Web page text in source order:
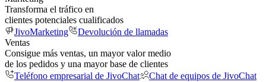
Transforma el tráfico en
clientes potenciales cualificados
JivoMarketing
Devolución de llamadas
Ventas
Consigue más ventas, un mayor valor medio
de los pedidos y una mayor base de clientes
Teléfono empresarial de JivoChat
Chat de equipos de JivoChat